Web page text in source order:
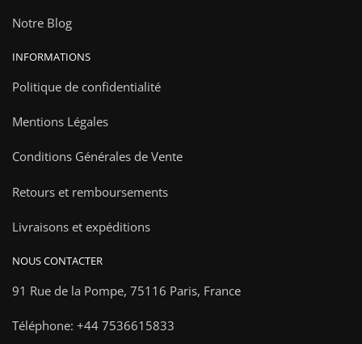
Notre Blog
INFORMATIONS
Politique de confidentialité
Mentions Légales
Conditions Générales de Vente
Retours et remboursements
Livraisons et expéditions
NOUS CONTACTER
91 Rue de la Pompe, 75116 Paris, France
Téléphone: +44 7536615833